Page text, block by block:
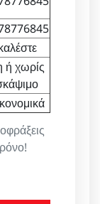
ή χωρίς